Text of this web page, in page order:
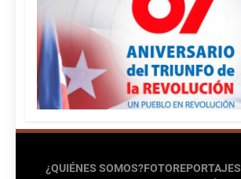
¿QUIÉNES SOMOS?FOTOREPORTAJES